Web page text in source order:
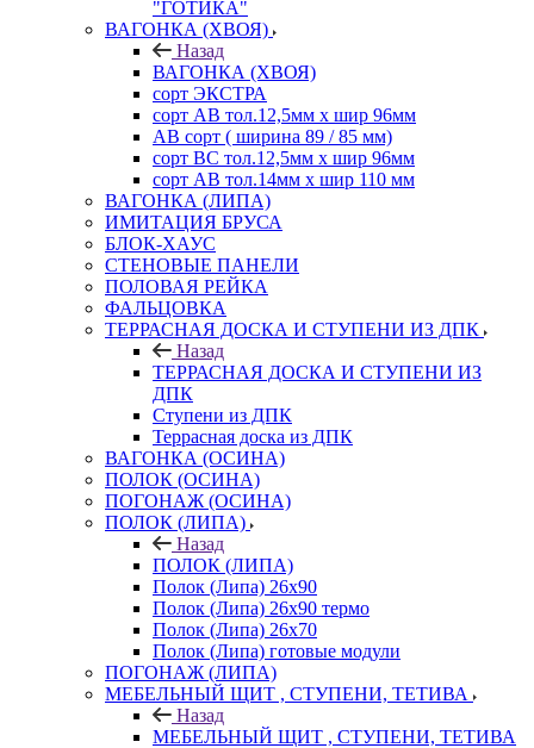
"ГОТИКА"
ВАГОНКА (ХВОЯ)
Назад
ВАГОНКА (ХВОЯ)
сорт ЭКСТРА
сорт АВ тол.12,5мм х шир 96мм
АВ сорт ( ширина 89 / 85 мм)
сорт ВС тол.12,5мм х шир 96мм
сорт АВ тол.14мм х шир 110 мм
ВАГОНКА (ЛИПА)
ИМИТАЦИЯ БРУСА
БЛОК-ХАУС
СТЕНОВЫЕ ПАНЕЛИ
ПОЛОВАЯ РЕЙКА
ФАЛЬЦОВКА
ТЕРРАСНАЯ ДОСКА И СТУПЕНИ ИЗ ДПК
Назад
ТЕРРАСНАЯ ДОСКА И СТУПЕНИ ИЗ
ДПК
Ступени из ДПК
Террасная доска из ДПК
ВАГОНКА (ОСИНА)
ПОЛОК (ОСИНА)
ПОГОНАЖ (ОСИНА)
ПОЛОК (ЛИПА)
Назад
ПОЛОК (ЛИПА)
Полок (Липа) 26х90
Полок (Липа) 26х90 термо
Полок (Липа) 26х70
Полок (Липа) готовые модули
ПОГОНАЖ (ЛИПА)
МЕБЕЛЬНЫЙ ЩИТ , СТУПЕНИ, ТЕТИВА
Назад
МЕБЕЛЬНЫЙ ЩИТ , СТУПЕНИ, ТЕТИВА